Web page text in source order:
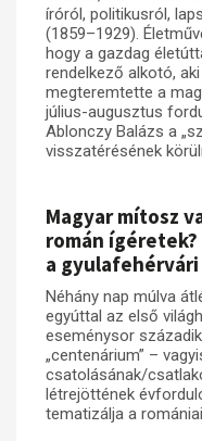
íróról, politikusról,
(1859–1929).
hogy a gazdag
rendelkező alkotó,
megteremtette a
július-augusztus
Ablonczy Balázs a
visszatérésének
Magyar mítosz
román
a
Néhány nap múlva
egyúttal az első
eseménysor
„centenárium” –
csatolásának/
létrejöttének
tematizálja a